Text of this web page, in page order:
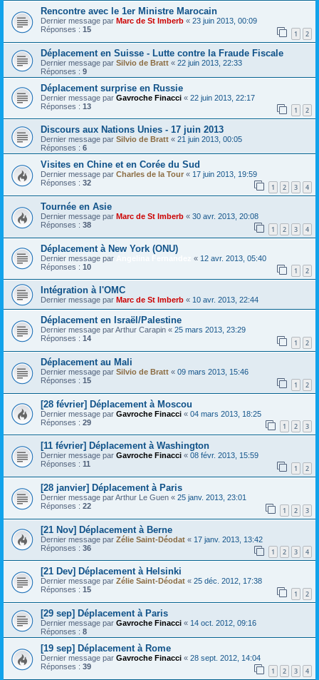
Rencontre avec le 1er Ministre Marocain
Dernier message par Marc de St Imberb « 23 juin 2013, 00:09
Réponses : 15 1 2
Déplacement en Suisse - Lutte contre la Fraude Fiscale
Dernier message par Silvio de Bratt « 22 juin 2013, 22:33
Réponses : 9
Déplacement surprise en Russie
Dernier message par Gavroche Finacci « 22 juin 2013, 22:17
Réponses : 13 1 2
Discours aux Nations Unies - 17 juin 2013
Dernier message par Silvio de Bratt « 21 juin 2013, 00:05
Réponses : 6
Visites en Chine et en Corée du Sud
Dernier message par Charles de la Tour « 17 juin 2013, 19:59
Réponses : 32 1 2 3 4
Tournée en Asie
Dernier message par Marc de St Imberb « 30 avr. 2013, 20:08
Réponses : 38 1 2 3 4
Déplacement à New York (ONU)
Dernier message par « 12 avr. 2013, 05:40
Réponses : 10 1 2
Intégration à l'OMC
Dernier message par Marc de St Imberb « 10 avr. 2013, 22:44
Déplacement en Israël/Palestine
Dernier message parArthur Carapin « 25 mars 2013, 23:29
Réponses : 14 1 2
Déplacement au Mali
Dernier message par Silvio de Bratt « 09 mars 2013, 15:46
Réponses : 15 1 2
[28 février] Déplacement à Moscou
Dernier message par Gavroche Finacci « 04 mars 2013, 18:25
Réponses : 29 1 2 3
[11 février] Déplacement à Washington
Dernier message par Gavroche Finacci « 08 févr. 2013, 15:59
Réponses : 11 1 2
[28 janvier] Déplacement à Paris
Dernier message parArthur Le Guen « 25 janv. 2013, 23:01
Réponses : 22 1 2 3
[21 Nov] Déplacement à Berne
Dernier message par Zélie Saint-Déodat « 17 janv. 2013, 13:42
Réponses : 36 1 2 3 4
[21 Dev] Déplacement à Helsinki
Dernier message par Zélie Saint-Déodat « 25 déc. 2012, 17:38
Réponses : 15 1 2
[29 sep] Déplacement à Paris
Dernier message par Gavroche Finacci « 14 oct. 2012, 09:16
Réponses : 8
[19 sep] Déplacement à Rome
Dernier message par Gavroche Finacci « 28 sept. 2012, 14:04
Réponses : 39 1 2 3 4